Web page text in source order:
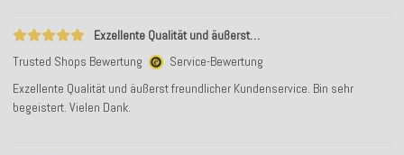
Exzellente Qualität und äußerst…
Trusted Shops Bewertung
Service-Bewertung
Exzellente Qualität und äußerst freundlicher Kundenservice. Bin sehr
begeistert. Vielen Dank.